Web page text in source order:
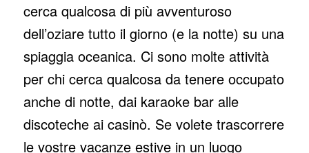
cerca qualcosa di più avventuroso
dell’oziare tutto il giorno (e la notte) su una
spiaggia oceanica. Ci sono molte attività
per chi cerca qualcosa da tenere occupato
anche di notte, dai karaoke bar alle
discoteche ai casinò. Se volete trascorrere
le vostre vacanze estive in un luogo